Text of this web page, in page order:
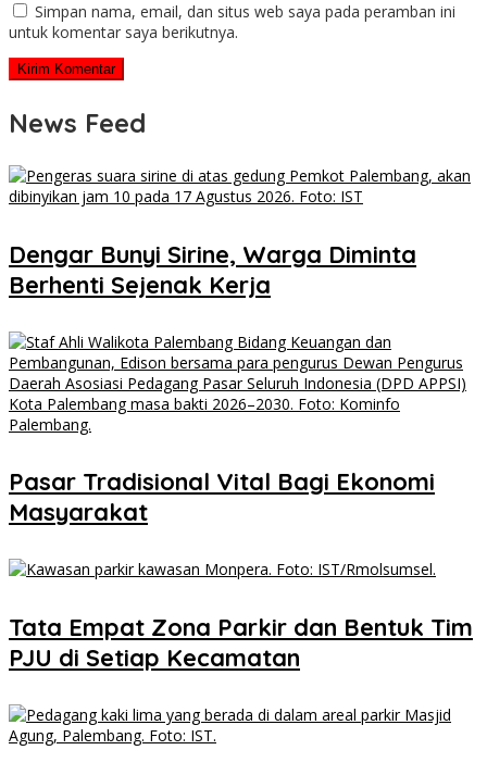
Simpan nama, email, dan situs web saya pada peramban ini
untuk komentar saya berikutnya.
News Feed
Dengar Bunyi Sirine, Warga Diminta
Berhenti Sejenak Kerja
Pasar Tradisional Vital Bagi Ekonomi
Masyarakat
Tata Empat Zona Parkir dan Bentuk Tim
PJU di Setiap Kecamatan